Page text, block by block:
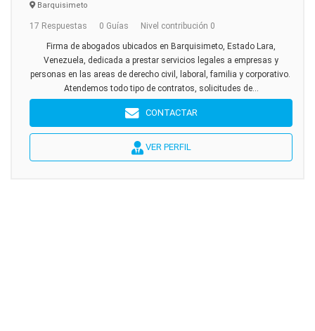
Barquisimeto
17 Respuestas 0 Guías Nivel contribución 0
Firma de abogados ubicados en Barquisimeto, Estado Lara,
Venezuela, dedicada a prestar servicios legales a empresas y
personas en las areas de derecho civil, laboral, familia y corporativo.
Atendemos todo tipo de contratos, solicitudes de...
CONTACTAR
VER PERFIL